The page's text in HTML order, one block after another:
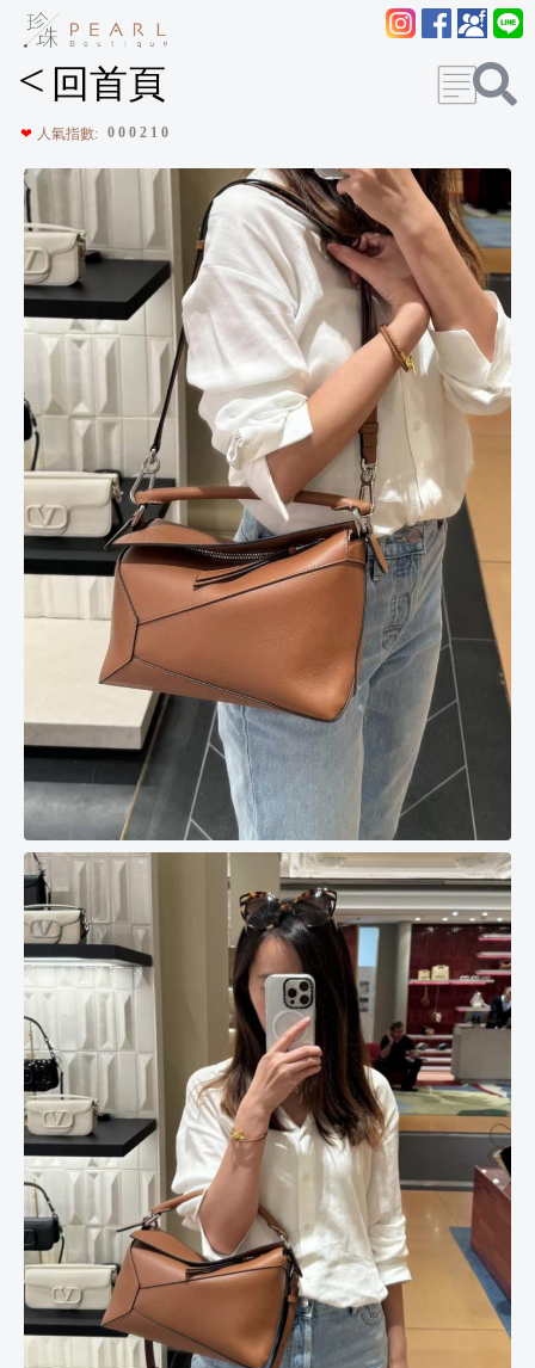
< 回首頁
❤ 人氣指數: 0 0 0 2 1 0